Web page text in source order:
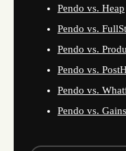
Pendo vs. Heap
Pendo vs.
Pendo vs.
Pendo vs.
Pendo vs.
Pendo vs.